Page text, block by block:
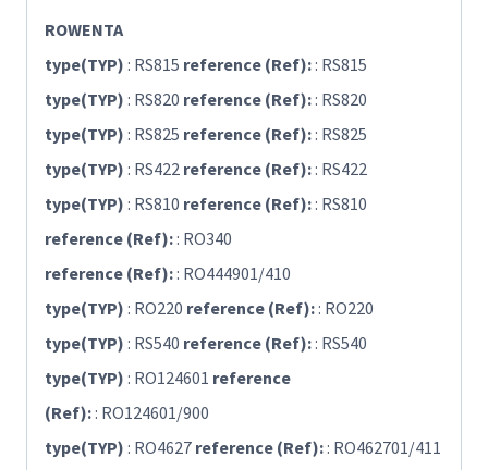
ROWENTA
type(TYP) : RS815 reference (Ref):: RS815
type(TYP) : RS820 reference (Ref):: RS820
type(TYP) : RS825 reference (Ref):: RS825
type(TYP) : RS422 reference (Ref):: RS422
type(TYP) : RS810 reference (Ref):: RS810
reference (Ref):: RO340
reference (Ref):: RO444901/410
type(TYP) : RO220 reference (Ref):: RO220
type(TYP) : RS540 reference (Ref):: RS540
type(TYP) : RO124601 reference
(Ref):: RO124601/900
type(TYP) : RO4627 reference (Ref):: RO462701/411